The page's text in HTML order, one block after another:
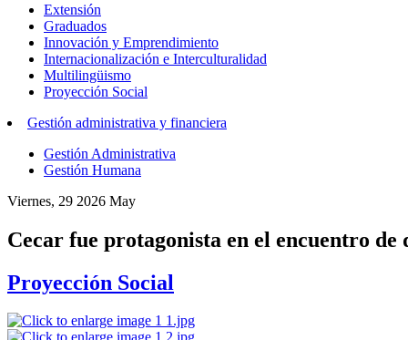
Extensión
Graduados
Innovación y Emprendimiento
Internacionalización e Interculturalidad
Multilingüismo
Proyección Social
Gestión administrativa y financiera
Gestión Administrativa
Gestión Humana
Viernes, 29 2026 May
Cecar fue protagonista en el encuentro
Proyección Social